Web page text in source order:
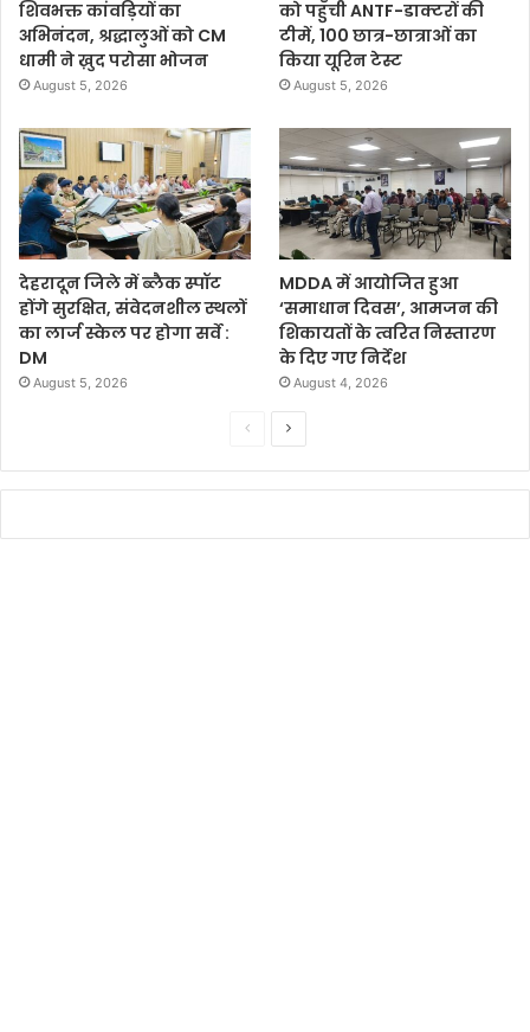
शिवभक्त कांवड़ियों का
अभिनंदन, श्रद्धालुओं को CM
धामी ने ख़ुद परोसा भोजन
August 5, 2026
को पहुँची ANTF-डाक्टरों की
टीमें, 100 छात्र-छात्राओं का
किया यूरिन टेस्ट
August 5, 2026
देहरादून जिले में ब्लैक स्पॉट
होंगे सुरक्षित, संवेदनशील स्थलों
का लार्ज स्केल पर होगा सर्वे :
DM
August 5, 2026
MDDA में आयोजित हुआ
‘समाधान दिवस’, आमजन की
शिकायतों के त्वरित निस्तारण
के दिए गए निर्देश
August 4, 2026
e
x